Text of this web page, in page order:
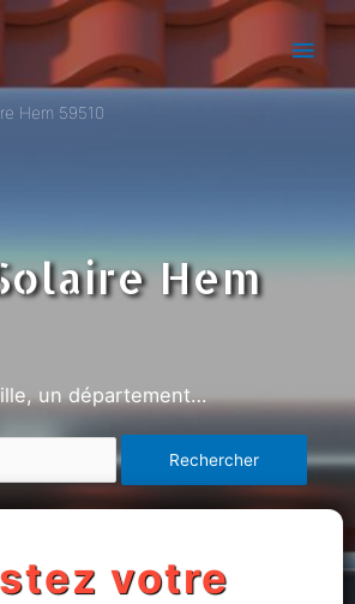
Hem 59510
Hem
un département…
votre